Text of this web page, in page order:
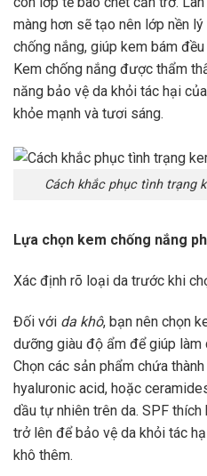
màng hơn sẽ tạo nên lớp nền
chống nắng, giúp kem bám
Kem chống nắng được thẩm
năng bảo vệ da khỏi tác hại
khỏe mạnh và tươi sáng.
Cách khắc phục tình trạng
Lựa chọn kem chống nắng
Xác định rõ loại da trước khi
Đối với da khô, bạn nên chọn
dưỡng giàu độ ẩm để giúp làm
Chọn các sản phẩm chứa
hyaluronic acid, hoặc
dầu tự nhiên trên da. SPF
trở lên để bảo vệ da khỏi tác
khô thêm.